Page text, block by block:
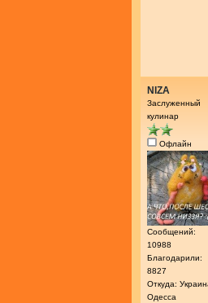
NIZA
Заслуженный
кулинар
Офлайн
Сообщений:
10988
Благодарили:
8827
Откуда:
Одесса